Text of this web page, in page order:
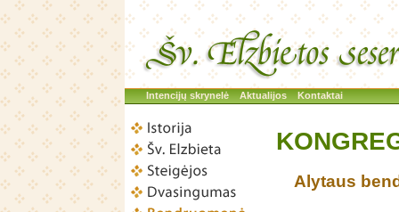
Intencijų skrynelė Aktualijos Kontaktai
Alytaus